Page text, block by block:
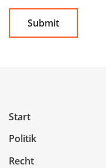
Start
Politik
Recht